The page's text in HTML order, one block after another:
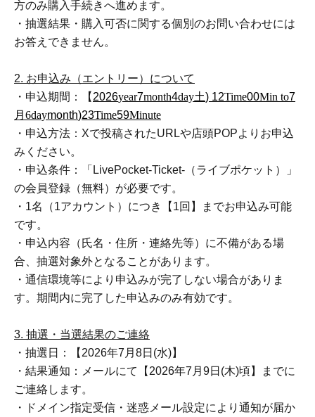
方のみ購入手続きへ進めます。
・抽選結果・購入可否に関する個別のお問い合わせには
お答えできません。
2. お申込み（エントリー）について
・申込期間：【 2026year7month4day土) 12Time00Min to7
月6daymonth)23Time59Minute
・申込方法：Xで投稿されたURLや店頭POPよりお申込
みください。
・申込条件：「LivePocket-Ticket-（ライブポケット）」
の会員登録（無料）が必要です。
・1名（1アカウント）につき【1回】までお申込み可能
です。
・申込内容（氏名・住所・連絡先等）に不備がある場
合、抽選対象外となることがあります。
・通信環境等により申込みが完了しない場合がありま
す。期間内に完了した申込みのみ有効です。
3. 抽選・当選結果のご連絡
・抽選日：【2026年7月8日(水)】
・結果通知：メールにて【2026年7月9日(木)頃】までに
ご連絡します。
・ドメイン指定受信・迷惑メール設定により通知が届か